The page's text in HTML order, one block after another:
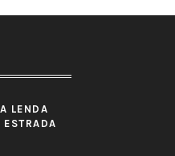
LENDA